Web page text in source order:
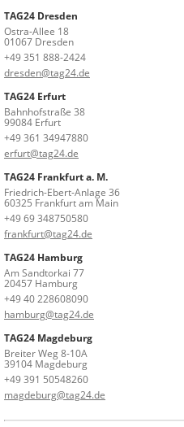
TAG24 Dresden
Ostra-Allee 18
01067 Dresden
+49 351 888-2424
dresden@tag24.de
TAG24 Erfurt
Bahnhofstraße 38
99084 Erfurt
+49 361 34947880
erfurt@tag24.de
TAG24 Frankfurt a. M.
Friedrich-Ebert-Anlage 36
60325 Frankfurt am Main
+49 69 348750580
frankfurt@tag24.de
TAG24 Hamburg
Am Sandtorkai 77
20457 Hamburg
+49 40 228608090
hamburg@tag24.de
TAG24 Magdeburg
Breiter Weg 8-10A
39104 Magdeburg
+49 391 50548260
magdeburg@tag24.de